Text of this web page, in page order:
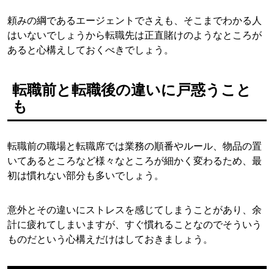
頼みの綱であるエージェントでさえも、そこまでわかる人
はいないでしょうから転職先は正直賭けのようなところが
あると心構えしておくべきでしょう。
転職前と転職後の違いに戸惑うこと
も
転職前の職場と転職席では業務の順番やルール、物品の置
いてあるところなど様々なところが細かく変わるため、最
初は慣れない部分も多いでしょう。
意外とその違いにストレスを感じてしまうことがあり、余
計に疲れてしまいますが、すぐ慣れることなのでそういう
ものだという心構えだけはしておきましょう。